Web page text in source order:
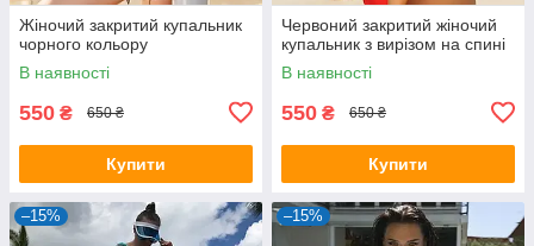
Жіночий закритий купальник
чорного кольору
В наявності
550 ₴ 650 ₴
Купити
Червоний закритий жіночий
купальник з вирізом на спині
В наявності
550 ₴ 650 ₴
Купити
–15% –15%